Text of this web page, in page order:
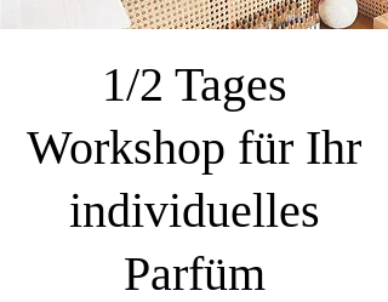
1/2 Tages
Workshop für Ihr
individuelles
Parfüm